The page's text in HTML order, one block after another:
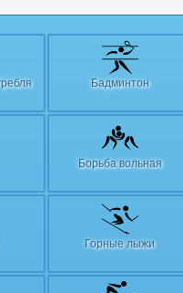
Бадминтон
Борьба вольная
Горные лыжи